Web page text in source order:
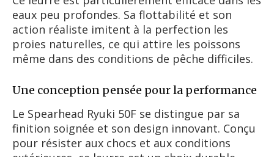
eaux peu profondes. Sa flottabilité et son
action réaliste imitent à la perfection les
proies naturelles, ce qui attire les poissons
même dans des conditions de pêche difficiles.
Une conception pensée pour la performance
Le Spearhead Ryuki 50F se distingue par sa
finition soignée et son design innovant. Conçu
pour résister aux chocs et aux conditions